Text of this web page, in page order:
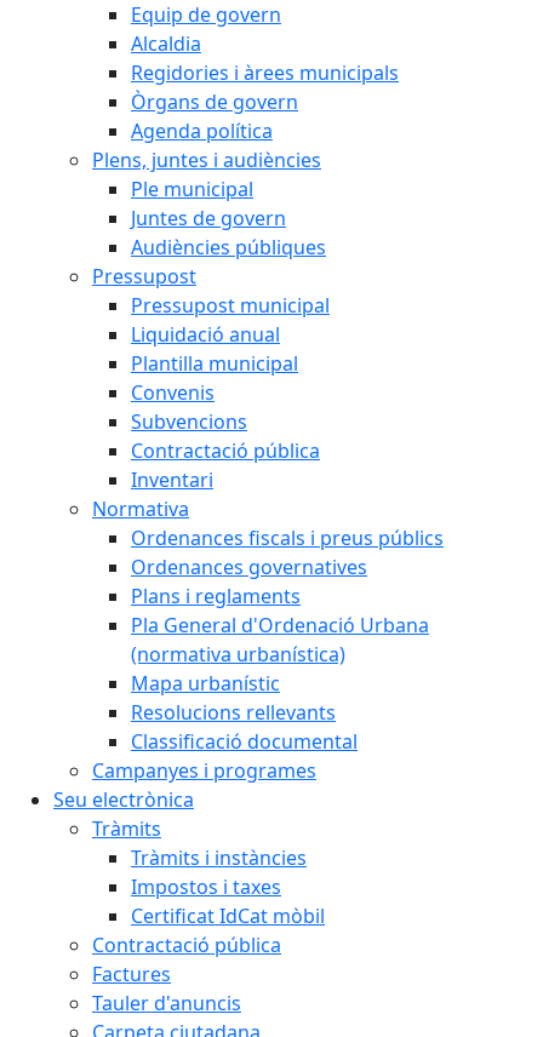
Equip de govern
Alcaldia
Regidories i àrees municipals
Òrgans de govern
Agenda política
Plens, juntes i audiències
Ple municipal
Juntes de govern
Audiències públiques
Pressupost
Pressupost municipal
Liquidació anual
Plantilla municipal
Convenis
Subvencions
Contractació pública
Inventari
Normativa
Ordenances fiscals i preus públics
Ordenances governatives
Plans i reglaments
Pla General d'Ordenació Urbana
(normativa urbanística)
Mapa urbanístic
Resolucions rellevants
Classificació documental
Campanyes i programes
Seu electrònica
Tràmits
Tràmits i instàncies
Impostos i taxes
Certificat IdCat mòbil
Contractació pública
Factures
Tauler d'anuncis